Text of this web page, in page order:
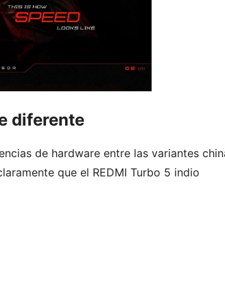
diferente
de hardware entre las variantes
que el REDMI Turbo 5 indio